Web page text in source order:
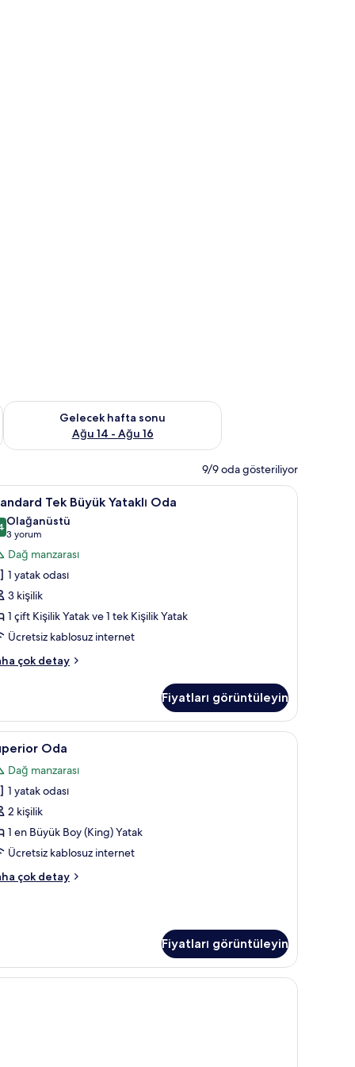
7 - Ağu 9
Gelecek hafta sonu
Ağu 14 - Ağu 16
Önümüzdeki hafta sonu için müsaitliği kontrol et Ağu 14 -
9/9 oda gösteriliyor
yorgan, odada kasa, masaStandard Tek Büyük Yataklı Oda | Kaliteli
18 Tek Büyük Yataklı Oda
/ 10
Olağanüstü
3 yorum
(3
yorum)
Dağ manzarası
1 yatak odası
3 kişilik
1 çift Kişilik Yatak ve 1 tek Kişilik Yatak
Ücretsiz kablosuz internet
çok detay
Fiyatları görüntüleyin
takımı, kuştüyü yorgan, odada kasa, masaSuperior Oda | Kaliteli yatak takımı, kuştüyü
8 Oda
Dağ manzarası
1 yatak odası
2 kişilik
1 en Büyük Boy (King) Yatak
Ücretsiz kablosuz internet
çok detay
Fiyatları görüntüleyin